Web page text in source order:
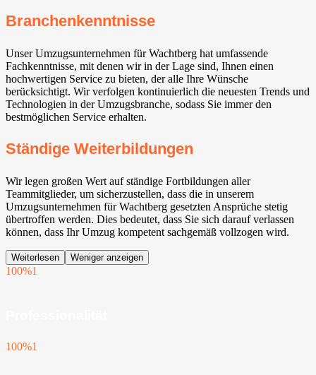
Branchenkenntnisse
Unser Umzugsunternehmen für Wachtberg⁠ hat umfassende
Fachkenntnisse, mit denen wir in der Lage sind, Ihnen einen
hochwertigen Service zu bieten, der alle Ihre Wünsche
berücksichtigt. Wir verfolgen kontinuierlich die neuesten Trends und
Technologien in der Umzugsbranche, sodass Sie immer den
bestmöglichen Service erhalten.
Ständige Weiterbildungen
Wir legen großen Wert auf ständige Fortbildungen aller
Teammitglieder, um sicherzustellen, dass die in unserem
Umzugsunternehmen für Wachtberg⁠ gesetzten Ansprüche stetig
übertroffen werden. Dies bedeutet, dass Sie sich darauf verlassen
können, dass Ihr Umzug kompetent sachgemäß vollzogen wird.
Weiterlesen Weniger anzeigen
100%1
100%1